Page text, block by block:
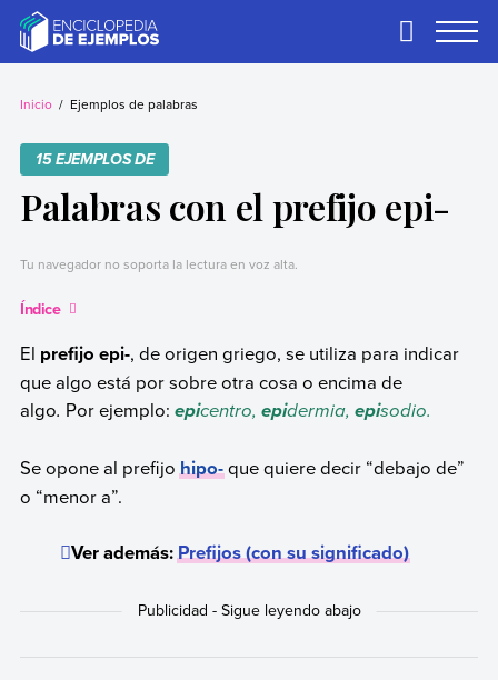
contentEjemplos
Necesitas ejemplos.
Primary
Inicio Ejemplos de palabras
15 EJEMPLOS DE
Palabras con el prefijo epi-
Tu navegador no soporta la lectura en voz alta.
Índice
El prefijo epi-, de origen griego, se utiliza para indicar
que algo está por sobre otra cosa o encima de
algo. Por ejemplo: epicentro, epidermia, episodio.
Se opone al prefijohipo-que quiere decir “debajo de”
o “menor a”.
Ver además:Prefijos (con su significado)